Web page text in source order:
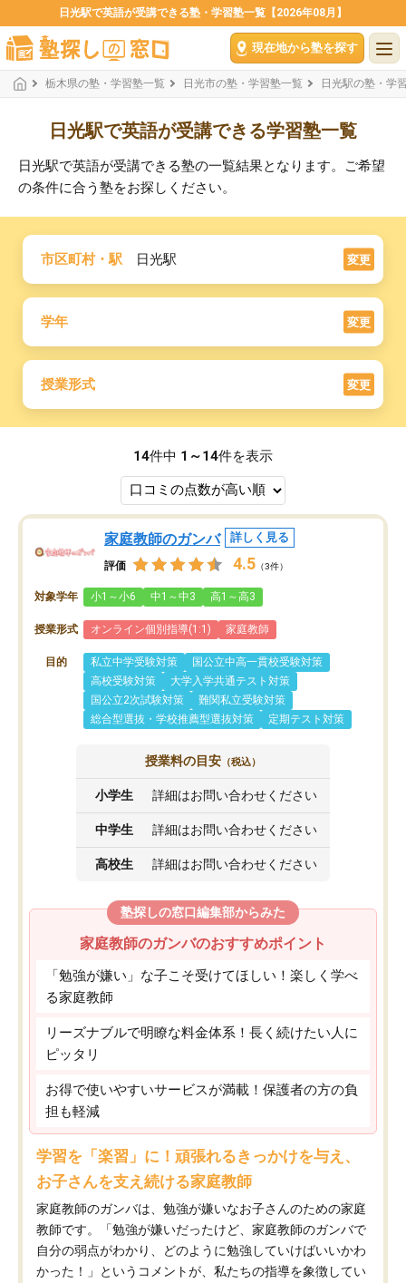
日光駅で英語が受講できる塾・学習塾一覧【2026年08月】
現在地から塾を探す
栃木県の塾・学習塾一覧 日光市の塾・学習塾一覧 日光駅の塾・学
日光駅で英語が受講できる学習塾一覧
日光駅で英語が受講できる塾の一覧結果となります。ご希望
の条件に合う塾をお探しください。
市区町村・駅 日光駅 変更
学年 変更
授業形式 変更
14件中 1～14件を表示
家庭教師のガンバ 詳しく見る
評価 4.5 （3件）
対象学年 小1～小6 中1～中3 高1～高3
授業形式 オンライン個別指導(1:1) 家庭教師
目的 私立中学受験対策
国公立中高一貫校受験対策
高校受験対策
大学入学共通テスト対策
国公立2次試験対策
難関私立受験対策
総合型選抜・学校推薦型選抜対策
定期テスト対策
授業料の目安 （税込）
小学生 詳細はお問い合わせください
中学生 詳細はお問い合わせください
高校生 詳細はお問い合わせください
塾探しの窓口編集部からみた
家庭教師のガンバのおすすめポイント
「勉強が嫌い」な子こそ受けてほしい！楽しく学べ
る家庭教師
リーズナブルで明瞭な料金体系！長く続けたい人に
ピッタリ
お得で使いやすいサービスが満載！保護者の方の負
担も軽減
学習を「楽習」に！頑張れるきっかけを与え、
お子さんを支え続ける家庭教師
家庭教師のガンバは、勉強が嫌いなお子さんのための家庭
教師です。「勉強が嫌いだったけど、家庭教師のガンバで
自分の弱点がわかり、どのように勉強していけばいいかわ
かった！」というコメントが、私たちの指導を象徴してい